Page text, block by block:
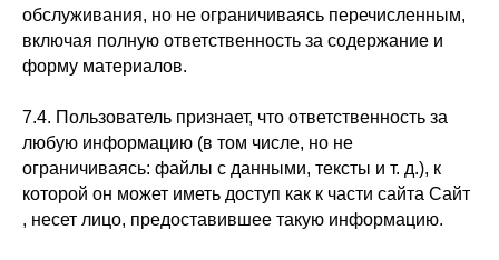
обслуживания, но не ограничиваясь перечисленным,
включая полную ответственность за содержание и
форму материалов.
7.4. Пользователь признает, что ответственность за
любую информацию (в том числе, но не
ограничиваясь: файлы с данными, тексты и т. д.), к
которой он может иметь доступ как к части сайта Сайт
, несет лицо, предоставившее такую информацию.
ИНН 7743470305
Политика конфиденциальности
info@incarauto.ru